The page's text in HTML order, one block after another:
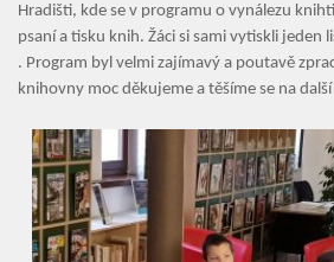
Aktuality
Kontakty
Hradišti, kde se v programu o vynálezu
psaní a tisku knih. Žáci si sami vytiskli jeden
. Program byl velmi zajímavý a poutavě
knihovny moc děkujeme a těšíme se na